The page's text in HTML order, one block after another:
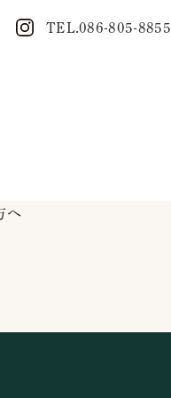
TEL.086-805-8855
へ